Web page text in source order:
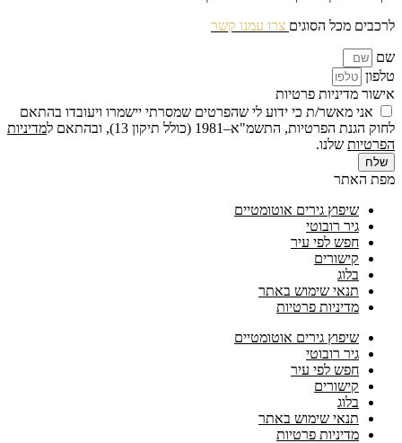
לרכבים מכל הסוגים צרו עמנו קשר
שם
טלפון
אישור מדיניות פרטיות
אני מאשר/ת כי ידוע לי שהפרטים שמסרתי יישמרו ויעובדו בהתאם
לחוק הגנת הפרטיות, התשמ"א–1981 (כולל תיקון 13), ובהתאם ל
מדיניות
הפרטיות שלנו.
שלח
מפת האתר
שיפוץ גירים אוטומטיים
גיר רובוטי
חפש לפי עיר
קישורים
בלוג
תנאי שימוש באתר
מדיניות פרטיות
שיפוץ גירים אוטומטיים
גיר רובוטי
חפש לפי עיר
קישורים
בלוג
תנאי שימוש באתר
מדיניות פרטיות